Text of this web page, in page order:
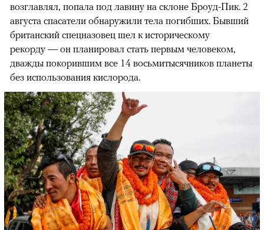
возглавлял, попала под лавину на склоне Броуд-Пик. 2
августа спасатели обнаружили тела погибших. Бывший
британский спецназовец шел к историческому
рекорду — он планировал стать первым человеком,
дважды покорившим все 14 восьмитысячников планеты
без использования кислорода.